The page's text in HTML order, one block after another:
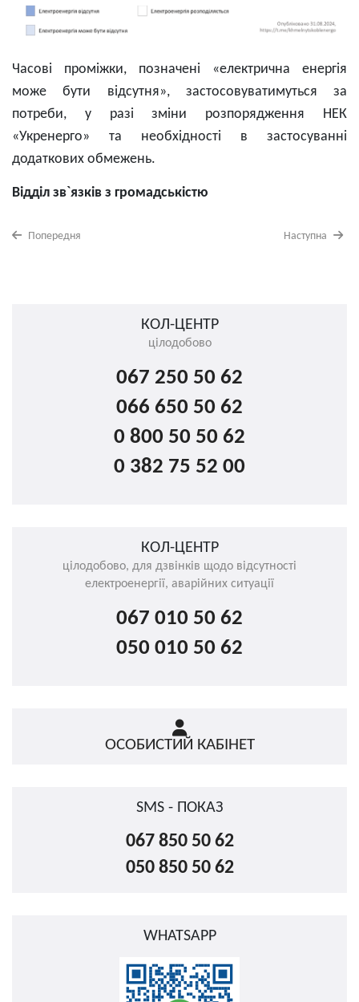
Часові проміжки, позначені «електрична енергія
може бути відсутня», застосовуватимуться за
потреби, у разі зміни розпорядження НЕК
«Укренерго» та необхідності в застосуванні
додаткових обмежень.
Відділ зв`язків з громадськістю
Попередня Наступна
КОЛ-ЦЕНТР
цілодобово
067 250 50 62
066 650 50 62
0 800 50 50 62
0 382 75 52 00
КОЛ-ЦЕНТР
цілодобово, для дзвінків щодо відсутності
електроенергії, аварійних ситуації
067 010 50 62
050 010 50 62
ОСОБИСТИЙ КАБІНЕТ
SMS - ПОКАЗ
067 850 50 62
050 850 50 62
WHATSAPP